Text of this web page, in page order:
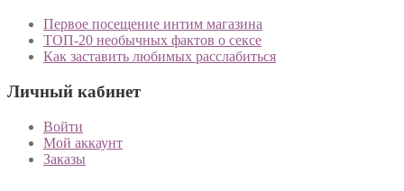
Первое посещение интим магазина
ТОП-20 необычных фактов о сексе
Как заставить любимых расслабиться
Личный кабинет
Войти
Мой аккаунт
Заказы